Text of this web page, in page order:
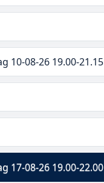
10-08-26 19.00-21.15
17-08-26 19.00-22.00